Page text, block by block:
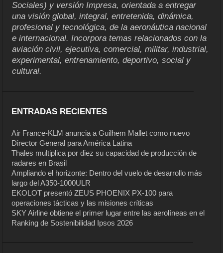
Sociales) y versión Impresa, orientada a entregar
una visión global, integral, entretenida, dinámica,
profesional y tecnológica, de la aeronáutica nacional
e internacional. Incorpora temas relacionados con la
aviación civil, ejecutiva, comercial, militar, industrial,
experimental, entrenamiento, deportivo, social y
cultural.
ENTRADAS RECIENTES
Air France-KLM anuncia a Guilhem Mallet como nuevo
Director General para América Latina
Thales multiplica por diez su capacidad de producción de
radares en Brasil
Ampliando el horizonte: Dentro del vuelo de desarrollo más
largo del A350-1000ULR
EKOLOT presentó ZEUS PHOENIX PX-100 para
operaciones tácticas y las misiones críticas
SKY Airline obtiene el primer lugar entre las aerolíneas en el
Ranking de Sostenibilidad Ipsos 2026